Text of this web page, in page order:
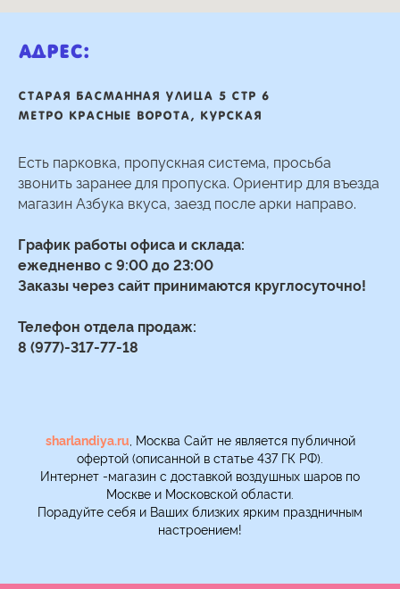
Адрес:
Старая басманная улица 5 стр 6
Метро Красные ворота, Курская
Есть парковка, пропускная система, просьба
звонить заранее для пропуска. Ориентир для въезда
магазин Азбука вкуса, заезд после арки направо.
График работы офиса и склада:
ежедненво с 9:00 до 23:00
Заказы через сайт принимаются круглосуточно!
Телефон отдела продаж:
8 (977)-317-77-18
sharlandiya.ru , Москва Сайт не является публичной
офертой (описанной в статье 437 ГК РФ).
Интернет -магазин с доставкой воздушных шаров по
Москве и Московской области.
Порадуйте себя и Ваших близких ярким праздничным
настроением!